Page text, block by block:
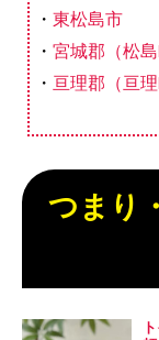
東松島市
宮城郡（松
亘理郡（亘理
つまり